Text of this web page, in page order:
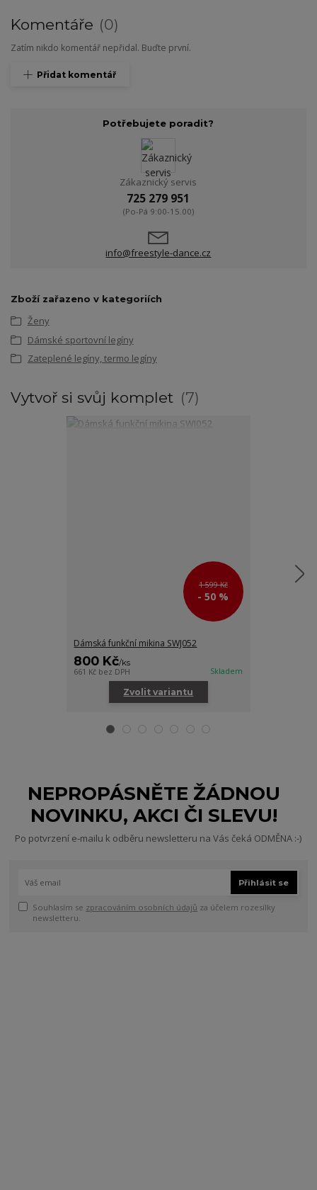
Komentáře 0
Zatím nikdo komentář nepřidal. Buďte první.
Přidat komentář
Potřebujete poradit?
Zákaznický servis
725 279 951
(Po-Pá 9:00-15.00)
info@freestyle-dance.cz
Zboží zařazeno v kategoriích
Ženy
Dámské sportovní legíny
Zateplené legíny, termo legíny
Vytvoř si svůj komplet 7
1 599 Kč
- 50 %
Dámská funkční mikina SWJ052
800 Kč/ks
661 Kč bez DPH Skladem
Zvolit variantu
NEPROPÁSNĚTE ŽÁDNOU
NOVINKU, AKCI ČI SLEVU!
Po potvrzení e-mailu k odběru newsletteru na Vás čeká ODMĚNA :-)
Přihlásit se
Souhlasím se zpracováním osobních údajů za účelem rozesílky
newsletteru.